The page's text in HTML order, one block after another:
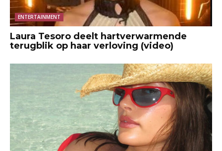
ENTERTAINMENT
Laura Tesoro deelt hartverwarmende
terugblik op haar verloving (video)